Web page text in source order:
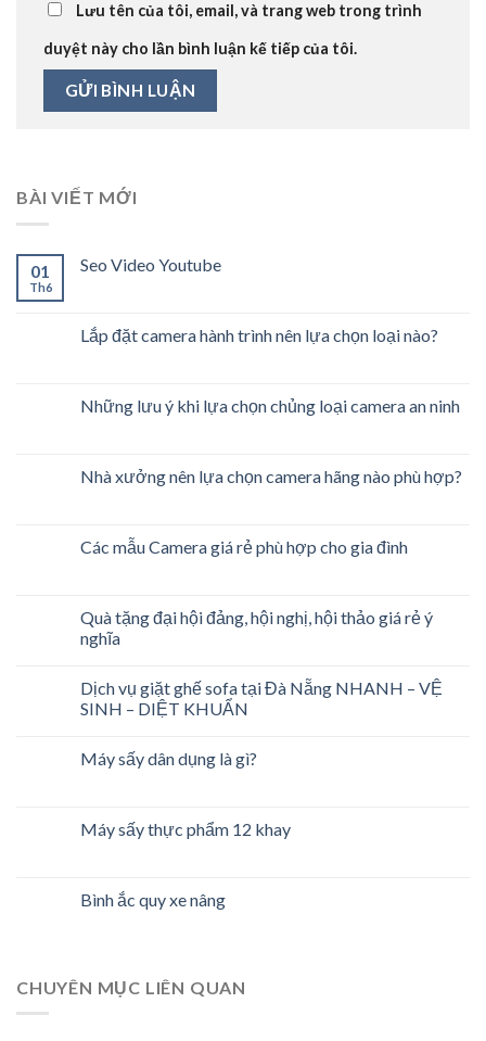
Lưu tên của tôi, email, và trang web trong trình
duyệt này cho lần bình luận kế tiếp của tôi.
BÀI VIẾT MỚI
01
Th6
Seo Video Youtube
Lắp đặt camera hành trình nên lựa chọn loại nào?
Những lưu ý khi lựa chọn chủng loại camera an ninh
Nhà xưởng nên lựa chọn camera hãng nào phù hợp?
Các mẫu Camera giá rẻ phù hợp cho gia đình
Quà tặng đại hội đảng, hội nghị, hội thảo giá rẻ ý
nghĩa
Dịch vụ giặt ghế sofa tại Đà Nẵng NHANH – VỆ
SINH – DIỆT KHUẨN
Máy sấy dân dụng là gì?
Máy sấy thực phẩm 12 khay
Bình ắc quy xe nâng
CHUYÊN MỤC LIÊN QUAN